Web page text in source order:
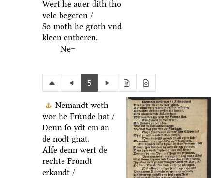
Wert he auer dith tho
vele begeren /
So moth he groth vnd
kleen entberen.
Ne=
5
Nemandt weth
wor he Fruͤnde hat /
Denn ſo ydt em an
de nodt ghat.
Alſe denn wert de
rechte Fruͤndt
erkandt /